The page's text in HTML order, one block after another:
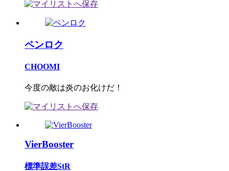
ペンロク
CHOOMI
今度の敵は炎のお化けだ！
VierBooster
標準誤差StR